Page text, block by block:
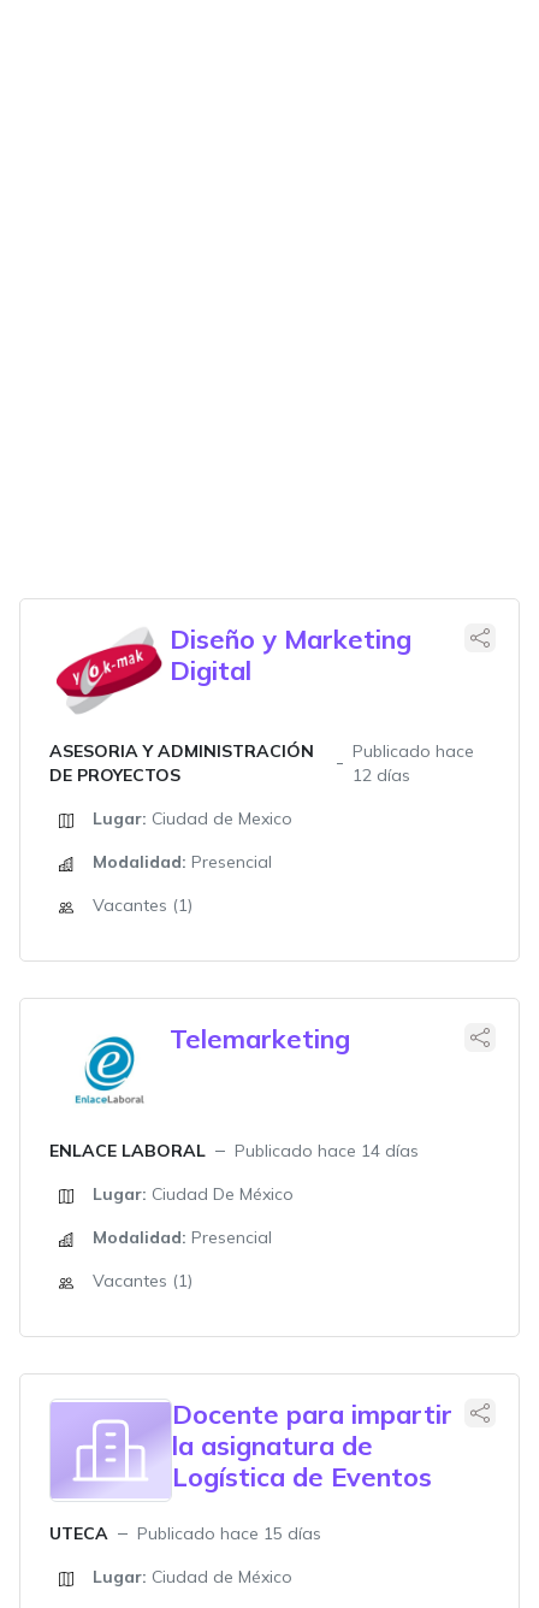
Diseño y Marketing
Digital
ASESORIA Y ADMINISTRACIÓN
DE PROYECTOS
Publicado hace
12 días
Lugar: Ciudad de Mexico
Modalidad: Presencial
Vacantes (1)
Telemarketing
ENLACE LABORAL
Publicado hace 14 días
Lugar: Ciudad De México
Modalidad: Presencial
Vacantes (1)
Docente para impartir
la asignatura de
Logística de Eventos
UTECA
Publicado hace 15 días
Lugar: Ciudad de México